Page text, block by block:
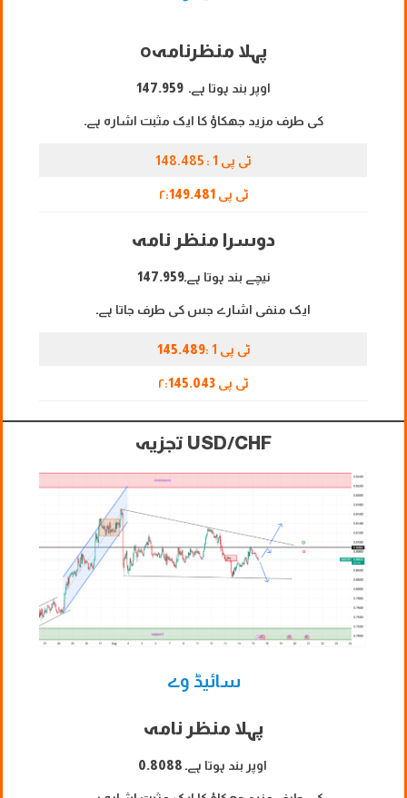
پہلا منظرنامہo
اوپر بند ہوتا ہے۔ 147.959
کی طرف مزید جھکاؤ کا ایک مثبت اشارہ ہے۔
ٹی پی 1 : 148.485
ٹی پی ۲: 149.481
دوسرا منظر نامہ
نیچے بند ہوتا ہے۔147.959
ایک منفی اشارے جس کی طرف جاتا ہے۔
ٹی پی 1 : 145.489
ٹی پی ۲: 145.043
USD/CHF تجزیہ
سائیڈ وے
پہلا منظر نامہ
اوپر بند ہوتا ہے۔ 0.8088